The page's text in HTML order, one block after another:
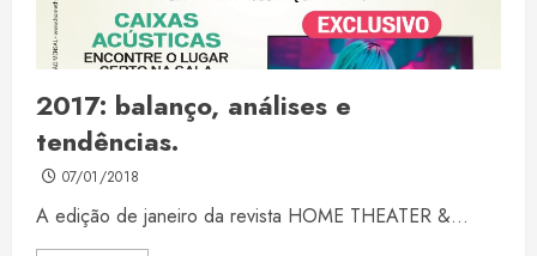
2017: balanço, análises e
tendências.
07/01/2018
A edição de janeiro da revista HOME THEATER &...